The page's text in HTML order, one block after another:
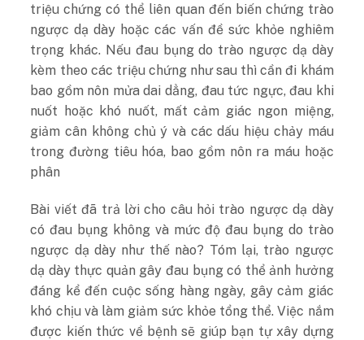
triệu chứng có thể liên quan đến biến chứng trào
ngược dạ dày hoặc các vấn đề sức khỏe nghiêm
trọng khác. Nếu đau bụng do trào ngược dạ dày
kèm theo các triệu chứng như sau thì cần đi khám
bao gồm nôn mửa dai dẳng, đau tức ngực, đau khi
nuốt hoặc khó nuốt, mất cảm giác ngon miệng,
giảm cân không chủ ý và các dấu hiệu chảy máu
trong đường tiêu hóa, bao gồm nôn ra máu hoặc
phân
Bài viết đã trả lời cho câu hỏi trào ngược dạ dày
có đau bụng không và mức độ đau bụng do trào
ngược dạ dày như thế nào? Tóm lại, trào ngược
dạ dày thực quản gây đau bụng có thể ảnh hưởng
đáng kể đến cuộc sống hàng ngày, gây cảm giác
khó chịu và làm giảm sức khỏe tổng thể. Việc nắm
được kiến thức về bệnh sẽ giúp bạn tự xây dựng